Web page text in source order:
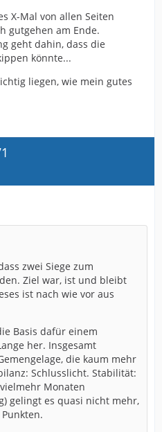
X-Mal von allen Seiten
gutgehen am Ende.
geht dahin, dass die
könnte...
liegen, wie mein gutes
zwei Siege zum
Ziel war, ist und bleibt
ist nach wie vor aus
Basis dafür einem
her. Insgesamt
die kaum mehr
Schlusslicht. Stabilität:
Monaten
gelingt es quasi nicht mehr,